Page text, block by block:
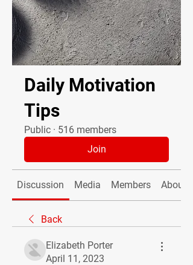
Daily Motivation
Tips
Public · 516 members
Join
Discussion Media Members About
Back
Elizabeth Porter
April 11, 2023